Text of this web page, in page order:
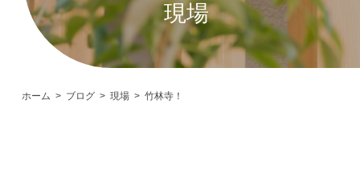
現場
ホーム ブログ 現場 竹林寺！